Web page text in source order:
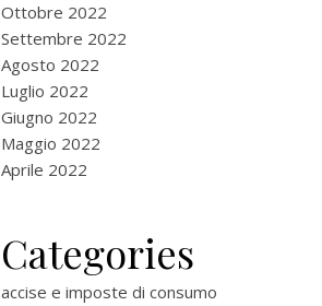
Ottobre 2022
Settembre 2022
Agosto 2022
Luglio 2022
Giugno 2022
Maggio 2022
Aprile 2022
Categories
accise e imposte di consumo